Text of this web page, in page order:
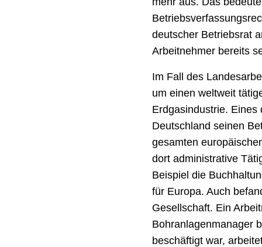
deutscher Betriebsrat
Arbeitnehmer bereits
Im Fall des
um einen weltweit
Erdgasindustrie.
Deutschland seinen
gesamten
dort administrative
Beispiel die
für Europa. Auch
Gesellschaft. Ein
Bohranlagenmanager
beschäftigt war,